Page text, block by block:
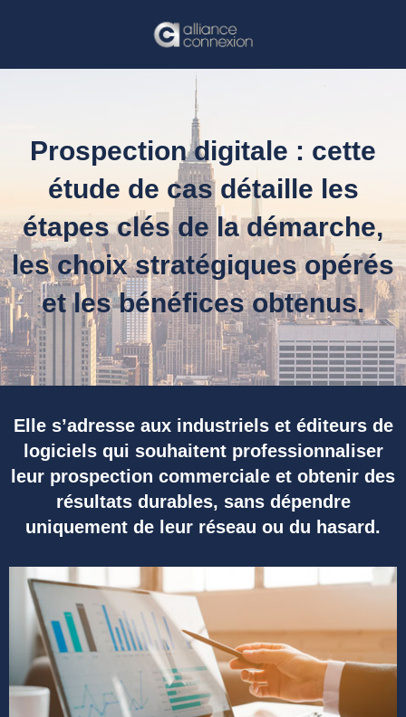
Prospection digitale : cette
étude de cas détaille les
étapes clés de la démarche,
les choix stratégiques opérés
et les bénéfices obtenus.
Elle s’adresse aux industriels et éditeurs de
logiciels qui souhaitent professionnaliser
leur prospection commerciale et obtenir des
résultats durables, sans dépendre
uniquement de leur réseau ou du hasard.